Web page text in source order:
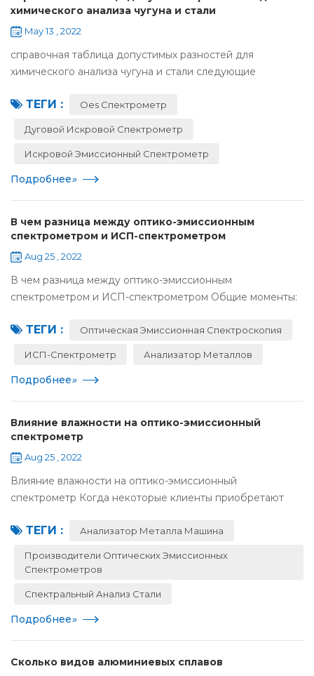
химического анализа чугуна и стали
May 13 , 2022
справочная таблица допустимых разностей для
химического анализа чугуна и стали следующие
основаны на национальных стандартах: углерод: в
ТЕГИ : Oes Спектрометр
Дуговой Искровой Спектрометр
Искровой Эмиссионный Спектрометр
Подробнее»
В чем разница между оптико-эмиссионным
спектрометром и ИСП-спектрометром
Aug 25 , 2022
В чем разница между оптико-эмиссионным
спектрометром и ИСП-спектрометром Общие моменты:
спектрометра такой же, как у спектрометра ICP , оба из
ТЕГИ : Оптическая Эмиссионная Спектроскопия
ИСП-Спектрометр Анализатор Металлов
Подробнее»
Влияние влажности на оптико-эмиссионный
спектрометр
Aug 25 , 2022
Влияние влажности на оптико-эмиссионный
спектрометр Когда некоторые клиенты приобретают
отправкой и установкой послепродажный отдел
ТЕГИ : Анализатор Металла Машина
Производители Оптических Эмиссионных
Спектрометров
Спектральный Анализ Стали
Подробнее»
Сколько видов алюминиевых сплавов